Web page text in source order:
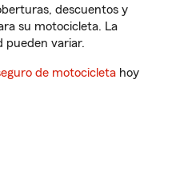
descuentos y
su motocicleta. La
pueden variar.
de motocicleta hoy